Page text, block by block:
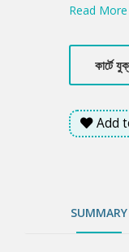
খুন হয়ে গেল
খুনি নিজেও
অফিসার?
নিজেও
অফিসার আসিফ
কাছেই আছে
ব্যুরো অফ
Read
কার্টে
Add
SUMMARY